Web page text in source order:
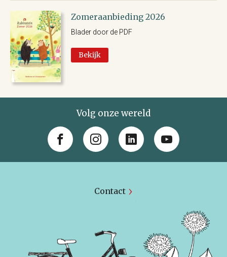
Zomeraanbieding 2026
Blader door de PDF
Bekijk
Volg onze wereld
Contact